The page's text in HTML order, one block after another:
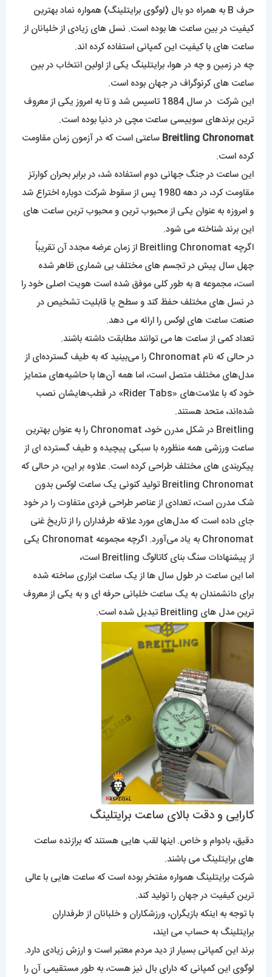
حرف B به همراه دو بال (لوگوی برایتلینگ) همواره نماد بهترین
کیفیت در بین ساعت ها بوده است. نسل های زیادی از خلبانان از
ساعت های با کیفیت این کمپانی استفاده کرده اند.
چه در زمین و چه در هوا، برایتلینگ یکی از اولین انتخاب در بین
ساعت های کرنوگراف در جهان بوده است.
این شرکت در سال 1884 تاسیس شد و تا به امروز یکی از معروف
ترین برندهای سوییسی ساعت مچی در دنیا بوده است.
Breitling Chronomat ساعتی است که در آزمون زمان مقاومت
کرده است.
این ساعت در جنگ جهانی دوم استفاده شد، در برابر بحران کوارتز
مقاومت کرد، در دهه 1980 پس از سقوط شرکت دوباره اختراع شد
و امروزه به عنوان یکی از محبوب ترین و محبوب ترین ساعت های
این برند شناخته می شود.
اگرچه Breitling Chronomat از زمان عرضه مجدد آن تقریباً
چهل سال پیش در تجسم های مختلف بی شماری ظاهر شده
است، مجموعه a به طور کلی موفق شده است هویت اصلی خود را
در نسل های مختلف حفظ کند و سطح یا قابلیت تشخیص در
صنعت ساعت های لوکس را ارائه می دهد.
تعداد کمی از ساعت ها می توانند مطابقت داشته باشند.
در حالی که نام Chronomat را می‌بینید که به طیف گسترده‌ای از
مدل‌های مختلف متصل است، اما همه آن‌ها با حاشیه‌های متمایز
خود که با علامت‌های «Rider Tabs» در قطب‌هایشان نصب
شده‌اند، متحد هستند.
Breitling در شکل مدرن خود، Chronomat را به عنوان بهترین
ساعت ورزشی همه منظوره با سبکی پیچیده و طیف گسترده ای از
پیکربندی های مختلف طراحی کرده است. علاوه بر این، در حالی که
Breitling Chronomat تولید کنونی یک ساعت لوکس بدون
شک مدرن است، تعدادی از عناصر طراحی فردی متفاوت را در خود
جای داده است که مدل‌های مورد علاقه طرفداران را از تاریخ غنی
Chronomat به یاد می‌آورد. اگرچه مجموعه Chronomat یکی
از پیشنهادات سنگ بنای کاتالوگ Breitling است،
اما این ساعت در طول سال ها از یک ساعت ابزاری ساخته شده
برای دانشمندان به یک ساعت خلبانی حرفه ای و به یکی از معروف
ترین مدل های Breitling تبدیل شده است.
کارایی و دقت بالای ساعت برایتلینگ
دقیق، بادوام و خاص. اینها لقب هایی هستند که برازنده ساعت
های برایتلینگ می باشند.
شرکت برایتلینگ همواره مفتخر بوده است که ساعت هایی با عالی
ترین کیفیت در جهان را تولید کند.
با توجه به اینکه بازیگران، ورزشکاران و خلبانان از طرفداران
برایتلینگ به حساب می ایند،
برند این کمپانی بسیار از دید مردم معتبر است و ارزش زیادی دارد.
لوگوی این کمپانی که دارای بال نیز هست، به طور مستقیمی آن را